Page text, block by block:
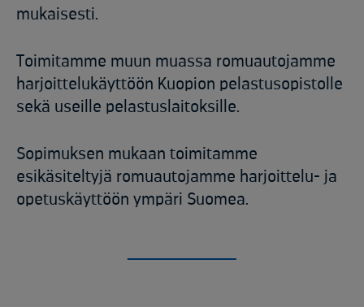
mukaisesti.​
Toimitamme muun muassa romuautojamme
harjoittelukäyttöön Kuopion pelastusopistolle
sekä useille pelastuslaitoksille.​
Sopimuksen mukaan toimitamme
esikäsiteltyjä romuautojamme harjoittelu- ja
opetuskäyttöön ympäri Suomea.​